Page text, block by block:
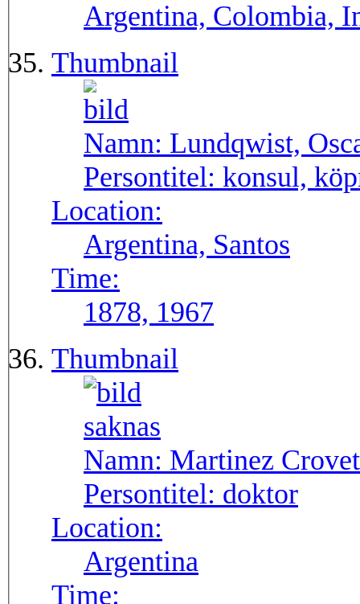
Argentina, Colombia,
Thumbnail
Namn: Lundqwist,
Persontitel: konsul,
Location:
Argentina, Santos
Time:
1878, 1967
Thumbnail
Namn: Martinez
Persontitel: doktor
Location:
Argentina
Time: